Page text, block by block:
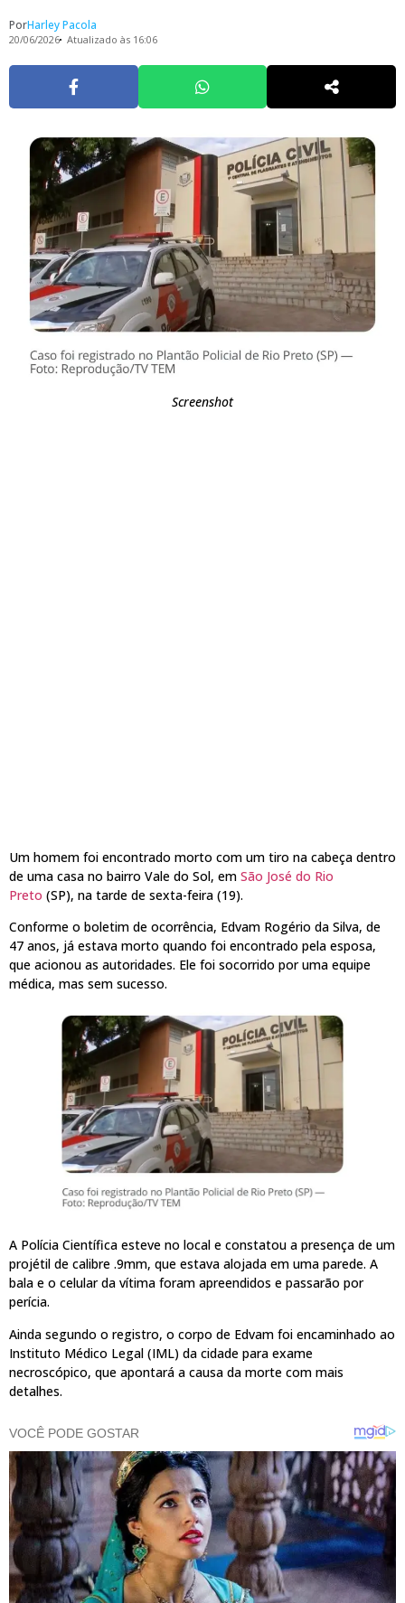
PorHarley Pacola
20/06/2026 Atualizado às 16:06
Screenshot
Um homem foi encontrado morto com um tiro na cabeça dentro
de uma casa no bairro Vale do Sol, em São José do Rio
Preto (SP), na tarde de sexta-feira (19).
Conforme o boletim de ocorrência, Edvam Rogério da Silva, de
47 anos, já estava morto quando foi encontrado pela esposa,
que acionou as autoridades. Ele foi socorrido por uma equipe
médica, mas sem sucesso.
A Polícia Científica esteve no local e constatou a presença de um
projétil de calibre .9mm, que estava alojada em uma parede. A
bala e o celular da vítima foram apreendidos e passarão por
perícia.
Ainda segundo o registro, o corpo de Edvam foi encaminhado ao
Instituto Médico Legal (IML) da cidade para exame
necroscópico, que apontará a causa da morte com mais
detalhes.